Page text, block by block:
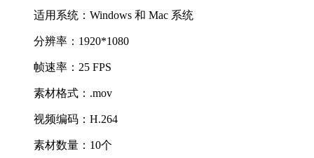
适用系统：Windows 和 Mac 系统
分辨率：1920*1080
帧速率：25 FPS
素材格式：.mov
视频编码：H.264
素材数量：10个